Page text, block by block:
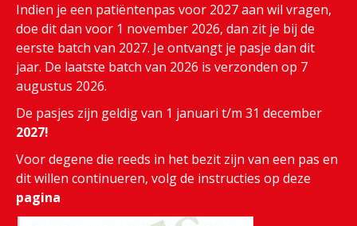
Indien je een patiëntenpas voor 2027 aan wil vragen,
doe dit dan voor 1 november 2026, dan zit je bij de
eerste batch van 2027. Je ontvangt je pasje dan dit
jaar. De laatste batch van 2026 is verzonden op 7
augustus 2026.
De pasjes zijn geldig van 1 januari t/m 31 december
2027!
Voor degene die reeds in het bezit zijn van een pas en
dit willen continueren, volg de instructies op deze
pagina